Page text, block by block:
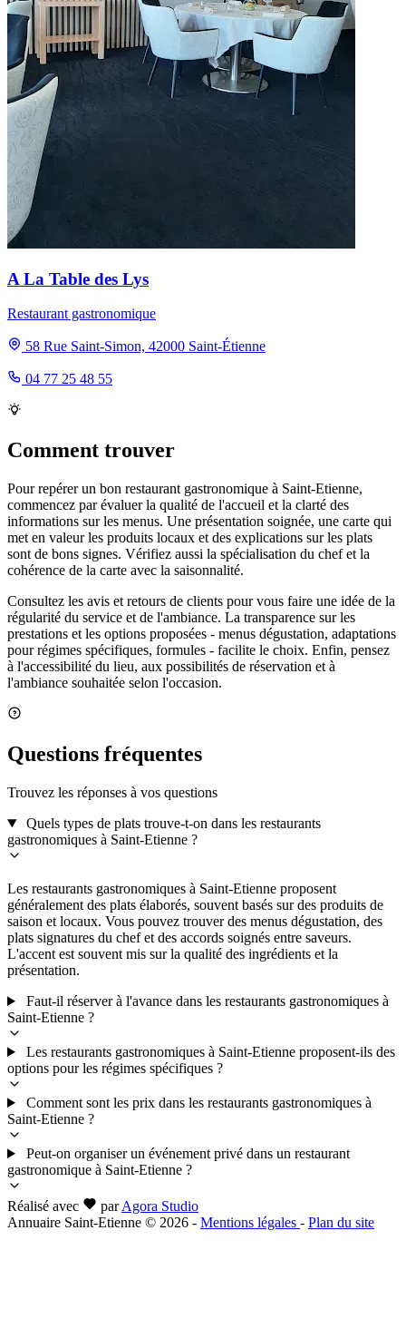
A La Table des Lys
Restaurant gastronomique
58 Rue Saint-Simon, 42000 Saint-Étienne
04 77 25 48 55
Comment trouver
Pour repérer un bon restaurant gastronomique à Saint-Etienne,
commencez par évaluer la qualité de l'accueil et la clarté des
informations sur les menus. Une présentation soignée, une carte qui
met en valeur les produits locaux et des explications sur les plats
sont de bons signes. Vérifiez aussi la spécialisation du chef et la
cohérence de la carte avec la saisonnalité.
Consultez les avis et retours de clients pour vous faire une idée de la
régularité du service et de l'ambiance. La transparence sur les
prestations et les options proposées - menus dégustation, adaptations
pour régimes spécifiques, formules - facilite le choix. Enfin, pensez
à l'accessibilité du lieu, aux possibilités de réservation et à
l'ambiance souhaitée selon l'occasion.
Questions fréquentes
Trouvez les réponses à vos questions
Quels types de plats trouve-t-on dans les restaurants
gastronomiques à Saint-Etienne ?
Les restaurants gastronomiques à Saint-Etienne proposent
généralement des plats élaborés, souvent basés sur des produits de
saison et locaux. Vous pouvez trouver des menus dégustation, des
plats signatures du chef et des accords soignés entre saveurs.
L'accent est souvent mis sur la qualité des ingrédients et la
présentation.
Faut-il réserver à l'avance dans les restaurants gastronomiques à
Saint-Etienne ?
Les restaurants gastronomiques à Saint-Etienne proposent-ils des
options pour les régimes spécifiques ?
Comment sont les prix dans les restaurants gastronomiques à
Saint-Etienne ?
Peut-on organiser un événement privé dans un restaurant
gastronomique à Saint-Etienne ?
Réalisé avec par Agora Studio
Annuaire Saint-Etienne © 2026 - Mentions légales - Plan du site